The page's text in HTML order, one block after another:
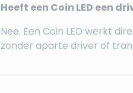
Heeft een Coin LED een
Nee. Een Coin LED werkt
zonder aparte driver of